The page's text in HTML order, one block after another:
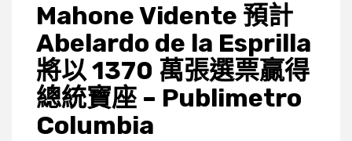
Mahone Vidente 預計
Abelardo de la Esprilla
將以 1370 萬張選票贏得
總統寶座 – Publimetro
Columbia